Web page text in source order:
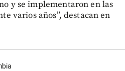
y se implementaron en las
varios años”, destacan en